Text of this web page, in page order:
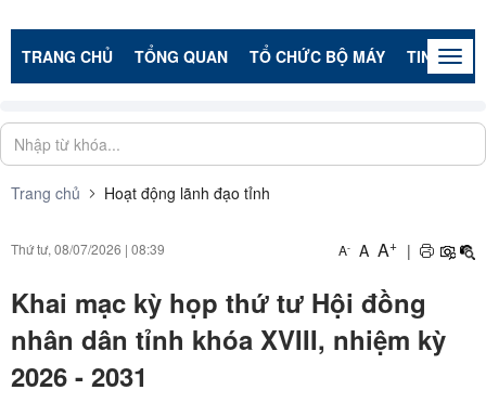
TRANG CHỦ TỔNG QUAN TỔ CHỨC BỘ MÁY TIN TỨC -
Trang chủ Hoạt động lãnh đạo tỉnh
Thứ tư, 08/07/2026 | 08:39 A- A A+ |
Khai mạc kỳ họp thứ tư Hội đồng
nhân dân tỉnh khóa XVIII, nhiệm kỳ
2026 - 2031